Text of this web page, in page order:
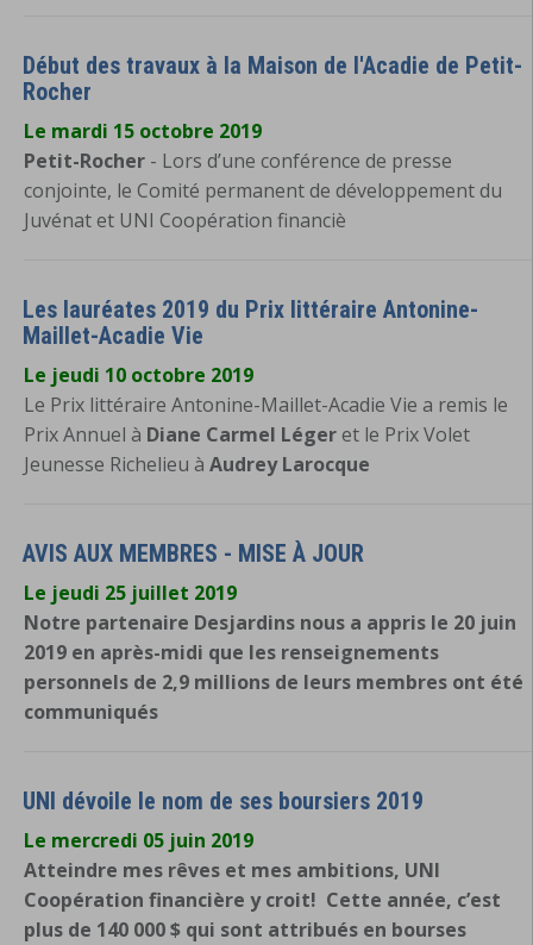
Début des travaux à la Maison de l'Acadie de Petit-
Rocher
Le mardi 15 octobre 2019
Petit-Rocher - Lors d’une conférence de presse
conjointe, le Comité permanent de développement du
Juvénat et UNI Coopération financiè
Les lauréates 2019 du Prix littéraire Antonine-
Maillet-Acadie Vie
Le jeudi 10 octobre 2019
Le Prix littéraire Antonine-Maillet-Acadie Vie a remis le
Prix Annuel à Diane Carmel Légeret le Prix Volet
Jeunesse Richelieu à Audrey Larocque
AVIS AUX MEMBRES - MISE À JOUR
Le jeudi 25 juillet 2019
Notre partenaire Desjardins nous a appris le 20 juin
2019 en après-midi que les renseignements
personnels de 2,9 millions de leurs membres ont été
communiqués
UNI dévoile le nom de ses boursiers 2019
Le mercredi 05 juin 2019
Atteindre mes rêves et mes ambitions, UNI
Coopération financière y croit! Cette année, c’est
plus de 140 000 $ qui sont attribués en bourses